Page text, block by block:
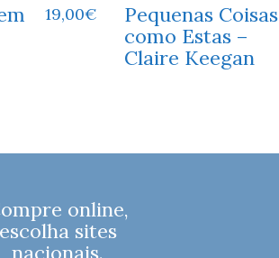
19,00€
Pequenas Coisas
como Estas –
Claire Keegan
online,
escolha sites
nacionais.